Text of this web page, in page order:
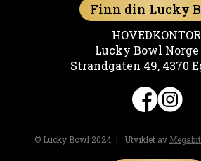
Finn din Lucky
Lucky Bowl Norge
Strandgaten 49, 4370
© Lucky Bowl 2024 | Utviklet av